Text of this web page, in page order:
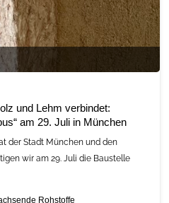
und Lehm verbindet:
am 29. Juli in München
der Stadt München und den
wir am 29. Juli die Baustelle
Rohstoffe